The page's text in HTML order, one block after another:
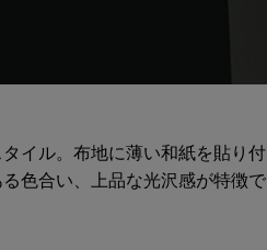
イル。布地に薄い和紙を貼り付
色合い、上品な光沢感が特徴で